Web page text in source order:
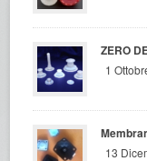
ZERO
1
13